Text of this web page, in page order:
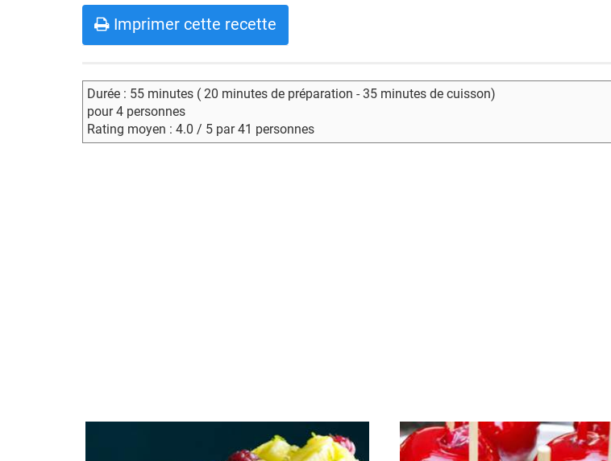
Imprimer cette recette
Durée : 55 minutes ( 20 minutes de préparation - 35 minutes de cuisson)
pour 4 personnes
Rating moyen : 4.0 / 5 par 41 personnes